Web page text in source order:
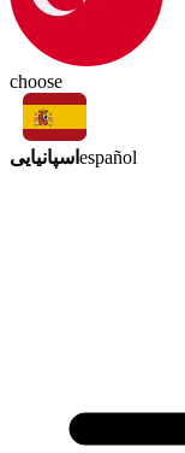
choose
اسپانیایی español